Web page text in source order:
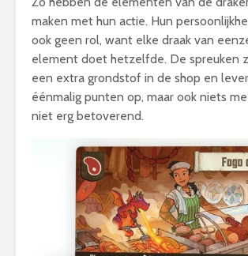
maken met hun actie. Hun
ook geen rol, want elke draak van
element doet hetzelfde. De spreuken
een extra grondstof in de shop en
éénmalig punten op, maar ook niets
niet erg betoverend.